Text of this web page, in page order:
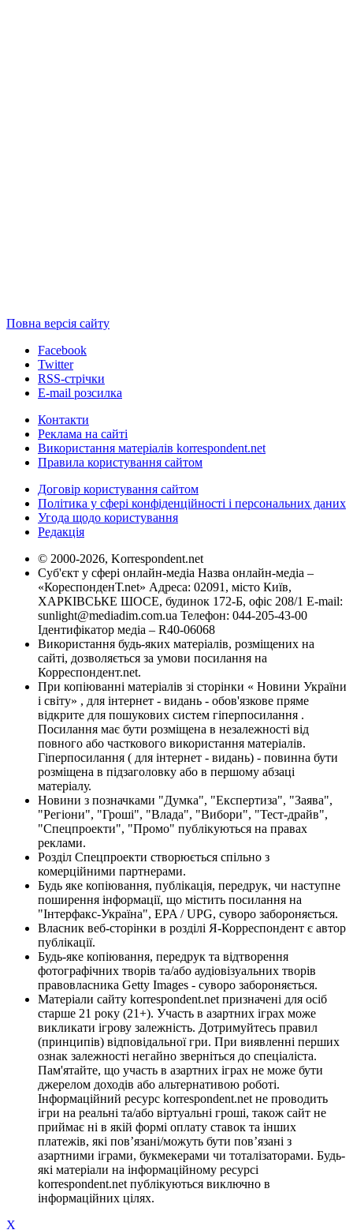
Повна версія сайту
Facebook
Twitter
RSS-стрічки
E-mail розсилка
Контакти
Реклама на сайті
Використання матеріалів korrespondent.net
Правила користування сайтом
Договір користування сайтом
Політика у сфері конфіденційності і персональних даних
Угода щодо користування
Редакція
© 2000-2026, Korrespondent.net
Суб'єкт у сфері онлайн-медіа Назва онлайн-медіа –
«КореспонденТ.net» Адреса: 02091, місто Київ,
ХАРКІВСЬКЕ ШОСЕ, будинок 172-Б, офіс 208/1 E-mail:
sunlight@mediadim.com.ua Телефон: 044-205-43-00
Ідентифікатор медіа – R40-06068
Використання будь-яких матеріалів, розміщених на
сайті, дозволяється за умови посилання на
Корреспондент.net.
При копіюванні матеріалів зі сторінки « Новини України
і світу» , для інтернет - видань - обов'язкове пряме
відкрите для пошукових систем гіперпосилання .
Посилання має бути розміщена в незалежності від
повного або часткового використання матеріалів.
Гіперпосилання ( для інтернет - видань) - повинна бути
розміщена в підзаголовку або в першому абзаці
матеріалу.
Новини з позначками "Думка", "Експертиза", "Заява",
"Регіони", "Гроші", "Влада", "Вибори", "Тест-драйв",
"Спецпроекти", "Промо" публікуються на правах
реклами.
Розділ Спецпроекти створюється спільно з
комерційними партнерами.
Будь яке копіювання, публікація, передрук, чи наступне
поширення інформації, що містить посилання на
"Інтерфакс-Україна", EPA / UPG, суворо забороняється.
Власник веб-сторінки в розділі Я-Корреспондент є автор
публікації.
Будь-яке копіювання, передрук та відтворення
фотографічних творів та/або аудіовізуальних творів
правовласника Getty Images - суворо забороняється.
Матеріали сайту korrespondent.net призначені для осіб
старше 21 року (21+). Участь в азартних іграх може
викликати ігрову залежність. Дотримуйтесь правил
(принципів) відповідальної гри. При виявленні перших
ознак залежності негайно зверніться до спеціаліста.
Пам'ятайте, що участь в азартних іграх не може бути
джерелом доходів або альтернативою роботі.
Інформаційний ресурс korrespondent.net не проводить
ігри на реальні та/або віртуальні гроші, також сайт не
приймає ні в якій формі оплату ставок та інших
платежів, які пов’язані/можуть бути пов’язані з
азартними іграми, букмекерами чи тоталізаторами. Будь-
які матеріали на інформаційному ресурсі
korrespondent.net публікуються виключно в
інформаційних цілях.
X